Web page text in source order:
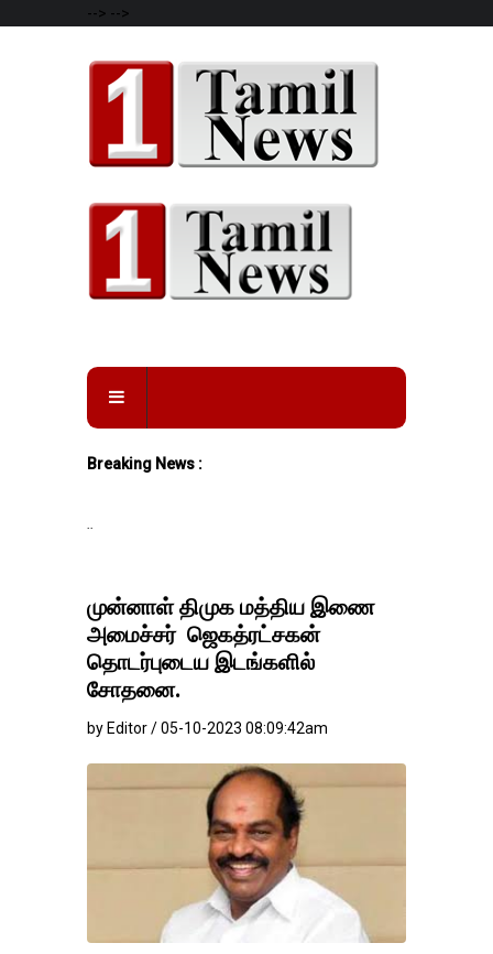
--> -->
Breaking News :
முன்னாள் திமுக மத்திய இணை
அமைச்சர் ஜெகத்ரட்சகன்
தொடர்புடைய இடங்களில்
சோதனை.
by Editor / 05-10-2023 08:09:42am